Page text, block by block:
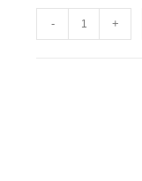
de
- +